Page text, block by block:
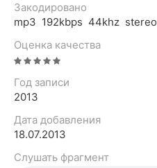
Закодировано
mp3 192kbps 44khz stereo
Оценка качества
Год записи
2013
Дата добавления
18.07.2013
Слушать фрагмент